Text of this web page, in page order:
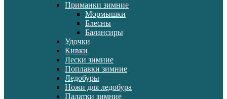
Приманки зимние
Мормышки
Блесны
Балансиры
Удочки
Кивки
Лески зимние
Поплавки зимние
Ледобуры
Ножи для ледобура
Палатки зимние